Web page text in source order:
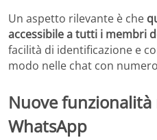
Un aspetto rilevante è che
accessibile a tutti i membri
facilità di identificazione e
modo nelle chat con
Nuove
WhatsApp